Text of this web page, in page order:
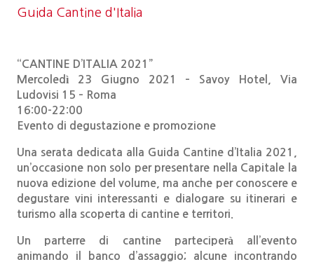
Guida Cantine d'Italia
“CANTINE D’ITALIA 2021”
Mercoledì 23 Giugno 2021 – Savoy Hotel, Via
Ludovisi 15 – Roma
16:00-22:00
Evento di degustazione e promozione
Una serata dedicata alla Guida Cantine d’Italia 2021,
un’occasione non solo per presentare nella Capitale la
nuova edizione del volume, ma anche per conoscere e
degustare vini interessanti e dialogare su itinerari e
turismo alla scoperta di cantine e territori.
Un parterre di cantine parteciperà all’evento
animando il banco d’assaggio; alcune incontrando